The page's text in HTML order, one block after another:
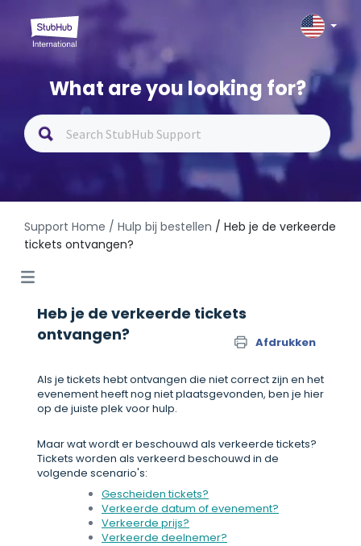
What are you looking for?
Support Home / Hulp bij bestellen / Heb je de verkeerde
tickets ontvangen?
Heb je de verkeerde tickets
ontvangen?
Afdrukken
Als je tickets hebt ontvangen die niet correct zijn en het
evenement heeft nog niet plaatsgevonden, ben je hier
op de juiste plek voor hulp.
Maar wat wordt er beschouwd als verkeerde tickets?
Tickets worden als verkeerd beschouwd in de
volgende scenario's:
Gescheiden tickets?
Verkeerde datum of evenement?
Verkeerde prijs?
Verkeerde deelnemer?